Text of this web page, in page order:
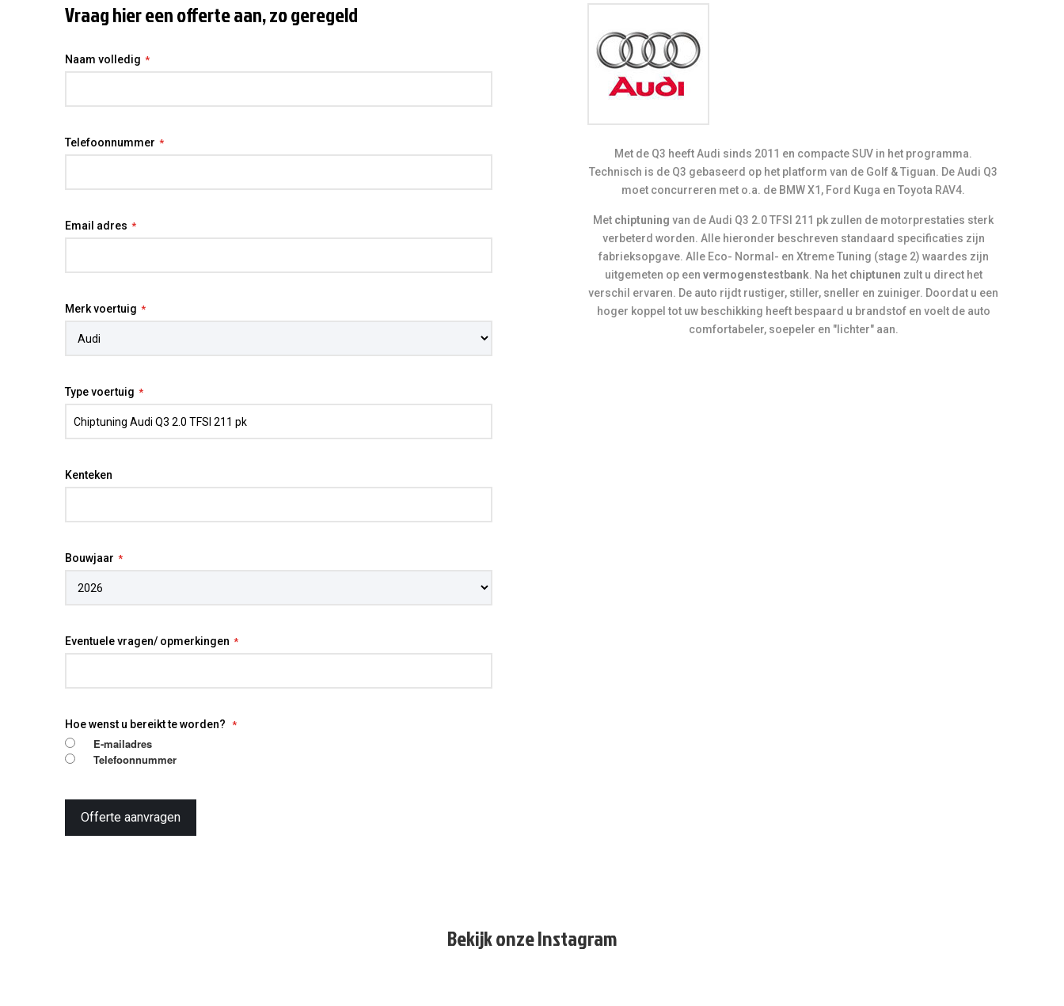
Vraag hier een offerte aan, zo geregeld
Naam volledig
Telefoonnummer
Email adres
Merk voertuig
Type voertuig
Kenteken
Bouwjaar
Eventuele vragen/ opmerkingen
Hoe wenst u bereikt te worden?
E-mailadres
Telefoonnummer
Offerte aanvragen
Met de Q3 heeft Audi sinds 2011 en compacte SUV in het programma.
Technisch is de Q3 gebaseerd op het platform van de Golf & Tiguan. De Audi Q3
moet concurreren met o.a. de BMW X1, Ford Kuga en Toyota RAV4.
Met chiptuning van de Audi Q3 2.0 TFSI 211 pk zullen de motorprestaties sterk
verbeterd worden. Alle hieronder beschreven standaard specificaties zijn
fabrieksopgave. Alle Eco- Normal- en Xtreme Tuning (stage 2) waardes zijn
uitgemeten op een vermogenstestbank. Na het chiptunen zult u direct het
verschil ervaren. De auto rijdt rustiger, stiller, sneller en zuiniger. Doordat u een
hoger koppel tot uw beschikking heeft bespaard u brandstof en voelt de auto
comfortabeler, soepeler en "lichter" aan.
Bekijk onze Instagram